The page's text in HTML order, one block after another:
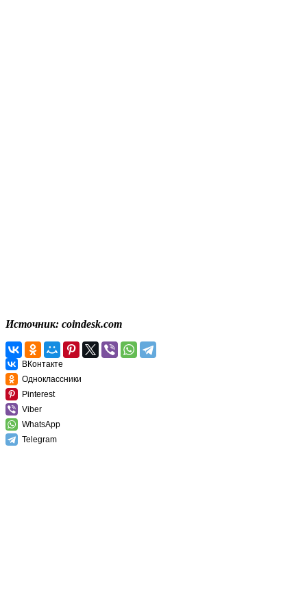
Источник: coindesk.com
ВКонтакте
Одноклассники
Pinterest
Viber
WhatsApp
Telegram